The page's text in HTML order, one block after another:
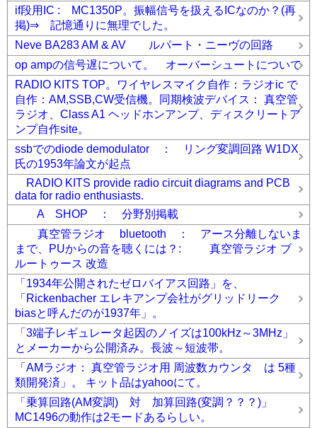
if段用IC : MC1350P。振幅信号を扱えるICなのか？(再
掲)⇒ 記憶通りに無理でした。
Neve BA283 AM & AV ルパート・ニーヴの回路
op ampの信号遅について。 オーバーシュートについて
RADIO KITS TOP。ワイヤレスマイク自作：ラジオic で
自作：AM,SSB,CW受信機。同期検波デバイス： 真空管
ラジオ、Class A1 ヘッドホンアンプ、ディスクリートア
ンプ自作site。
ssbでのdiode demodulator ： リング変調回路 W1DX
氏の1953年論文が起点
RADIO KITS provide radio circuit diagrams and PCB
data for radio enthusiasts.
A SHOP ： 分野別掲載
真空管ラジオ bluetooth ： アース分離しないま
まで、PUからの音を聴くには？: 真空管ラジオ ブ
ルートゥース 改造
「1934年公開されたゼロバイアス回路」を、
「Rickenbacher エレキアンプ会社がグリッドリーク
biasと呼んだのが1937年」。
「3端子レギュレータ起因のノイズは100kHz～3MHz」
とメーカーから公開済み。長波～短波帯。
「AMラジオ： 真空管ラジオ用 周波数カウンタ は 5種
類開発済」。 キット品はyahooにて。
「乗算回路(AM変調) 対 加算回路(変調？？？)」
MC1496の動作は2モードあるらしい。